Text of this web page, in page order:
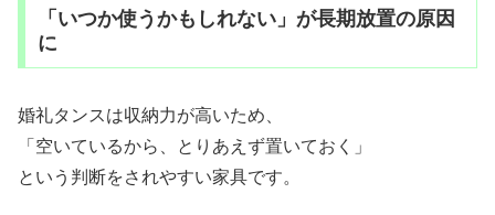
「いつか使うかもしれない」が長期放置の原因
に
婚礼タンスは収納力が高いため、
「空いているから、とりあえず置いておく」
という判断をされやすい家具です。